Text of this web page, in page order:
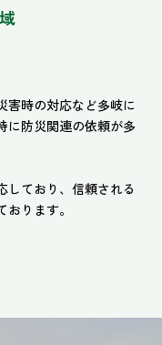
害時の対応など多岐に
に防災関連の依頼が多
しており、信頼される
ります。